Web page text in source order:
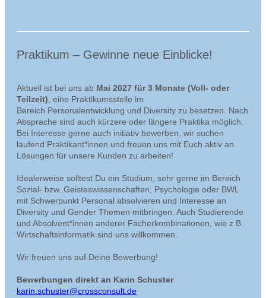
Praktikum – Gewinne neue Einblicke!
Aktuell ist bei uns ab Mai 2027 für 3 Monate (Voll- oder
Teilzeit) , eine Praktikumsstelle im
Bereich Personalentwicklung und Diversity zu besetzen. Nach
Absprache sind auch kürzere oder längere Praktika möglich.
Bei Interesse gerne auch initiativ bewerben, wir suchen
laufend Praktikant*innen und freuen uns mit Euch aktiv an
Lösungen für unsere Kunden zu arbeiten!
Idealerweise solltest Du ein Studium, sehr gerne im Bereich
Sozial- bzw. Geisteswissenschaften, Psychologie oder BWL
mit Schwerpunkt Personal absolvieren und Interesse an
Diversity und Gender Themen mitbringen. Auch Studierende
und Absolvent*innen anderer Fächerkombinationen, wie z.B.
Wirtschaftsinformatik sind uns willkommen.
Wir freuen uns auf Deine Bewerbung!
Bewerbungen direkt an Karin Schuster
karin.schuster@crossconsult.de